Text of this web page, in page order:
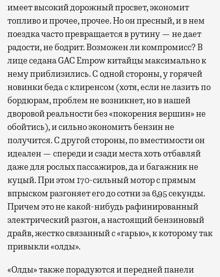
имеет высокий дорожный просвет, экономит
топливо и прочее, прочее. Но он пресный, и в нем
поездка часто превращается в рутину — не дает
радости, не бодрит. Возможен ли компромисс? В
лице седана GAC Empow китайцы максимально к
нему приблизились. С одной стороны, у горячей
новинки беда с клиренсом (хотя, если не лазить по
бордюрам, проблем не возникнет, но в нашей
дворовой реальности без «покорения вершин» не
обойтись), и сильно экономить бензин не
получится. С другой стороны, по вместимости он
идеален — спереди и сзади места хоть отбавляй
даже для рослых пассажиров, да и багажник не
куцый. При этом 170-сильный мотор с прямым
впрыском разгоняет его до сотни за 6,95 секунды.
Причем это не какой-нибудь рафинированный
электрический разгон, а настоящий бензиновый
драйв, жестко связанный с «гарью», к которому так
привыкли «олды».
«Олды» также порадуются и передней панели